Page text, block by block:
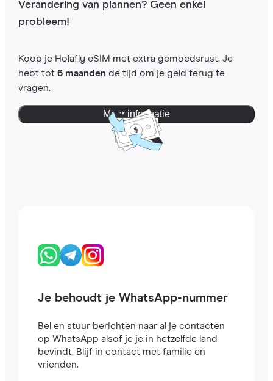
Verandering van plannen? Geen enkel
probleem!
Koop je Holafly eSIM met extra gemoedsrust. Je
hebt tot 6 maandende tijd om je geld terug te
vragen.
Meer informatie
Je behoudt je WhatsApp-nummer
Bel en stuur berichten naar al je contacten
op WhatsApp alsof je je in hetzelfde land
bevindt. Blijf in contact met familie en
vrienden.